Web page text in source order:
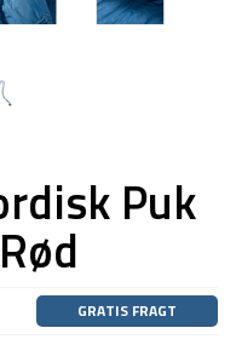
Puk
GRATIS FRAGT